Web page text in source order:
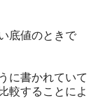
底値のときで
に書かれていて
較することによ